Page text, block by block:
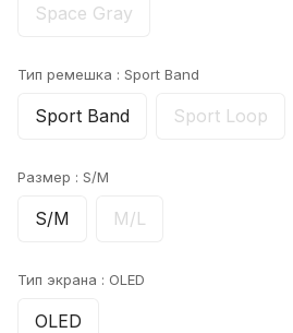
Space Gray
Тип ремешка : Sport Band
Sport Band Sport Loop
Размер : S/M
S/M M/L
Тип экрана : OLED
OLED